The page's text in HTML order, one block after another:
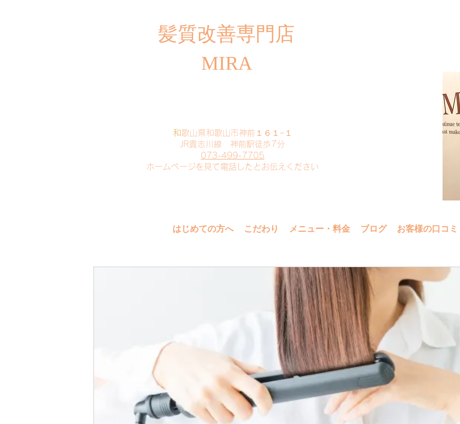
​髪質改善専門店
MIRA
​和歌山県和歌山市神前１６１−１
JR貴志川線 神前駅徒歩7分
073-499-7705
​ホームページを見て電話したとお伝えください
はじめての方へ こだわり メニュー・料金 ブログ お客様の口コミ